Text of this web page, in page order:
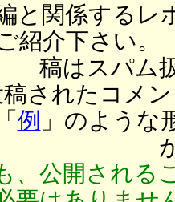
と関係するレ
紹介下さい。
稿はスパム
されたコメン
例 」のような
、公開される